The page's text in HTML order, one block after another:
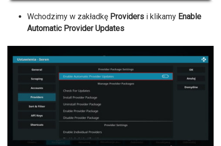
Wchodzimy w zakładkę Providers i klikamy Enable
Automatic Provider Updates